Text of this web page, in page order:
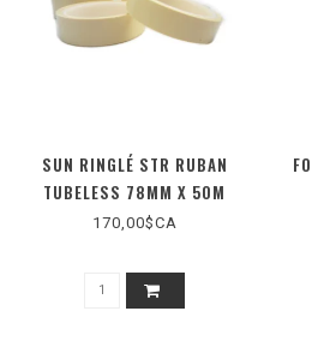
SUN RINGLÉ STR RUBAN
TUBELESS 78MM X 50M
170,00$CA